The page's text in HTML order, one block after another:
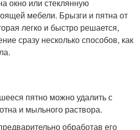
окно или стеклянную
мебели. Брызги и пятна от
легко и быстро решается,
сразу несколько способов, как
пятно можно удалить с
и мыльного раствора.
обработав его